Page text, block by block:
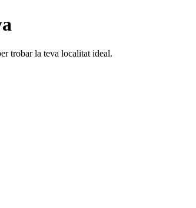
trobar la teva localitat ideal.